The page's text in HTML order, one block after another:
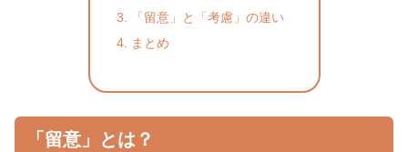
「留意」と「考慮」の違い
まとめ
「留意」とは？